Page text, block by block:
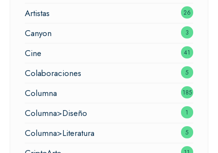
Artistas 26
Canyon 3
Cine 41
Colaboraciones 5
Columna 185
Columna>Diseño 1
Columna>Literatura 5